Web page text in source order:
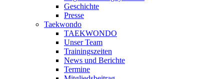
Geschichte
Presse
Taekwondo
TAEKWONDO
Unser Team
Trainingszeiten
News und Berichte
Termine